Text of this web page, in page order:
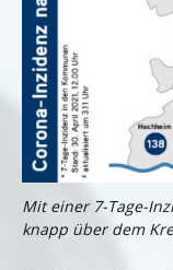
Mit einer 7-Tage-
knapp über dem